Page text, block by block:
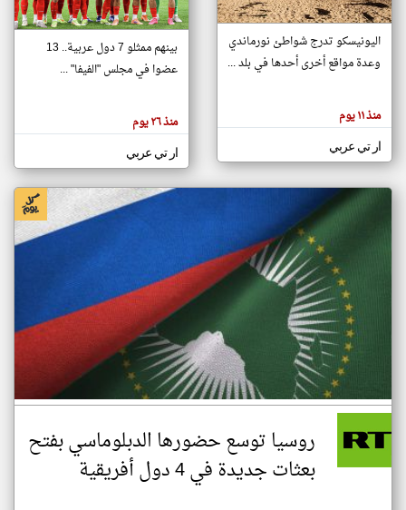
تغيير الدولة
اخبار جزر القمر على مدار الساعة
أهم اخبار جزر القمر العاجلة والمباشرة
هنا عن
وجهة
كاتبيها.
اليونيسكو تدرج شواطئ نورماندي
وعدة مواقع أخرى أحدها في بلد ...
منذ ١١ يوم
ار تي عربي
بينهم ممثلو 7 دول عربية.. 13
عضوا في مجلس "الفيفا" ...
منذ ٢٦ يوم
ار تي عربي
روسيا توسع حضورها الدبلوماسي بفتح
بعثات جديدة في 4 دول أفريقية
klyoum.com